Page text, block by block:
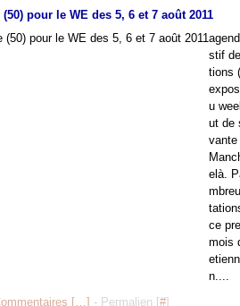
pour le WE des 5, 6 et 7 août 2011
stif
tions
u
ut de
vante
elà.
ce
mois
n....
[…] - Permalien [#]